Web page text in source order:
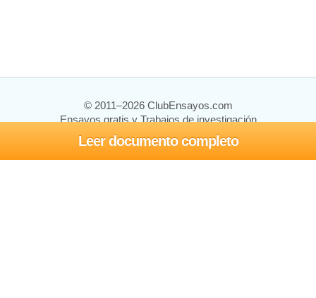
Leer documento completo
© 2011–2026 ClubEnsayos.com
Ensayos gratis y Trabajos de investigación